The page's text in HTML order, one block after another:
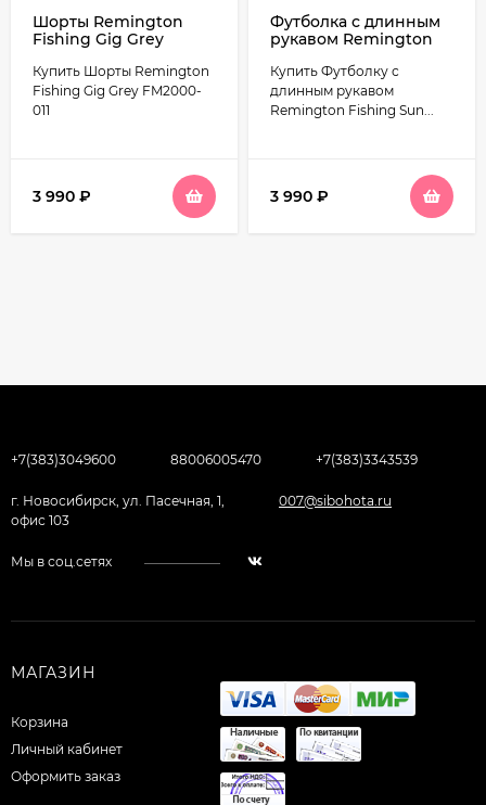
Шорты Remington
Fishing Gig Grey
Купить Шорты Remington
Fishing Gig Grey FM2000-
011
3 990 ₽
Футболка с длинным
рукавом Remington
Mosquito Protection
Style 5 FM2001-111
Купить Футболку с
длинным рукавом
Remington Fishing Sun...
3 990 ₽
+7(383)3049600 88006005470 +7(383)3343539
г. Новосибирск, ул. Пасечная, 1,
офис 103
007@sibohota.ru
Мы в соц.сетях
МАГАЗИН
Корзина
Личный кабинет
Оформить заказ